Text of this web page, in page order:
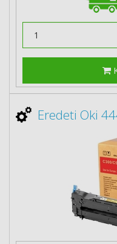
Eredeti Oki